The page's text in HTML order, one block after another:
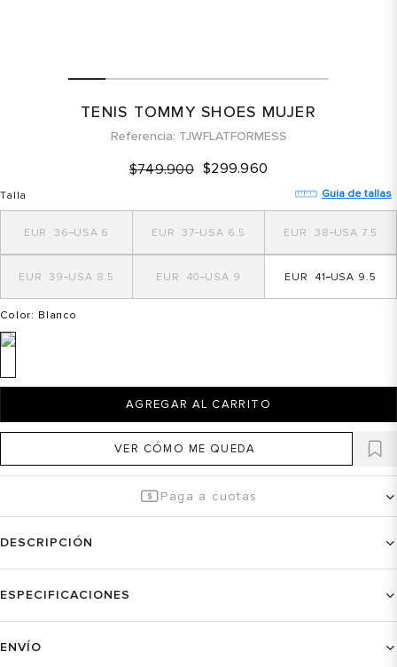
TENIS TOMMY SHOES MUJER
Referencia TJWFLATFORMESS
$749.900 $299.960
Talla Guia de tallas
6
36 6.5
37 7.5
38
8.5
39 9
40 9.5
41
Color: Blanco
AGREGAR AL CARRITO
VER CÓMO ME QUEDA
Paga a cuotas
DESCRIPCIÓN
ESPECIFICACIONES
ENVÍO